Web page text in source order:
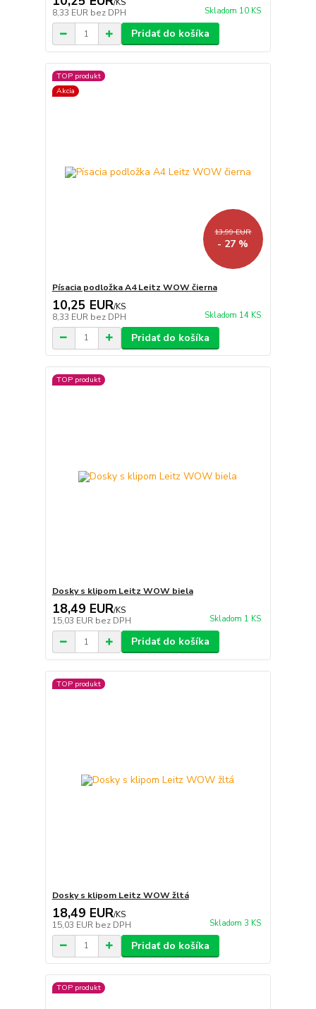
/KS
8,33 EUR bez DPH Skladom 10 KS
Pridať do košíka
TOP produkt
Akcia
13,99 EUR
- 27 %
Písacia podložka A4 Leitz WOW čierna
10,25 EUR/KS
8,33 EUR bez DPH Skladom 14 KS
Pridať do košíka
TOP produkt
Dosky s klipom Leitz WOW biela
18,49 EUR/KS
15,03 EUR bez DPH Skladom 1 KS
Pridať do košíka
TOP produkt
Dosky s klipom Leitz WOW žltá
18,49 EUR/KS
15,03 EUR bez DPH Skladom 3 KS
Pridať do košíka
TOP produkt